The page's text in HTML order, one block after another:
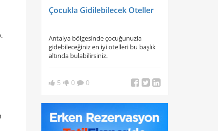
Çocukla Gidilebilecek Oteller
Antalya bölgesinde çocuğunuzla
gidebileceğiniz en iyi otelleri bu başlık
altında bulabilirsiniz.
5 0 0